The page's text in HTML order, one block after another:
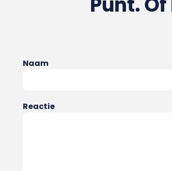
Naam
Reactie